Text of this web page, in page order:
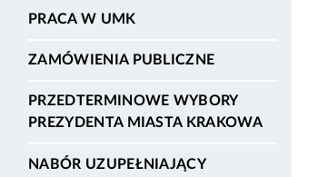
PRACA W UMK
ZAMÓWIENIA PUBLICZNE
PRZEDTERMINOWE WYBORY
PREZYDENTA MIASTA KRAKOWA
NABÓR UZUPEŁNIAJĄCY